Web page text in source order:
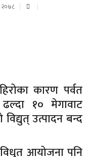
२०७८
कारण पर्वत
१० मेगावाट
उत्पादन बन्द
आयोजना पनि